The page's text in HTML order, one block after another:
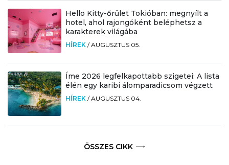
Hello Kitty-őrület Tokióban: megnyílt a
hotel, ahol rajongóként beléphetsz a
karakterek világába
HÍREK /AUGUSZTUS 05.
Íme 2026 legfelkapottabb szigetei: A lista
élén egy karibi álomparadicsom végzett
HÍREK /AUGUSZTUS 04.
ÖSSZES CIKK